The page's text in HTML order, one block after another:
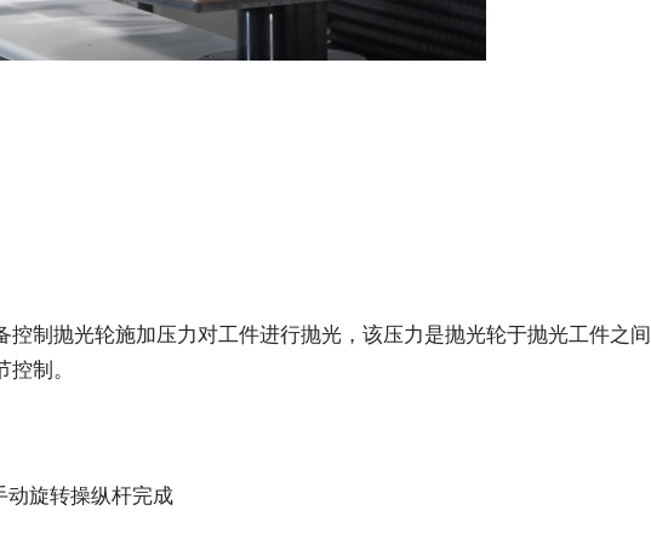
制抛光轮施加压力对工件进行抛光，该压力是抛光轮于抛光工件之间
制。
旋转操纵杆完成